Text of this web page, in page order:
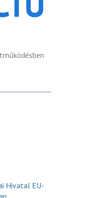
Hivatal EU-